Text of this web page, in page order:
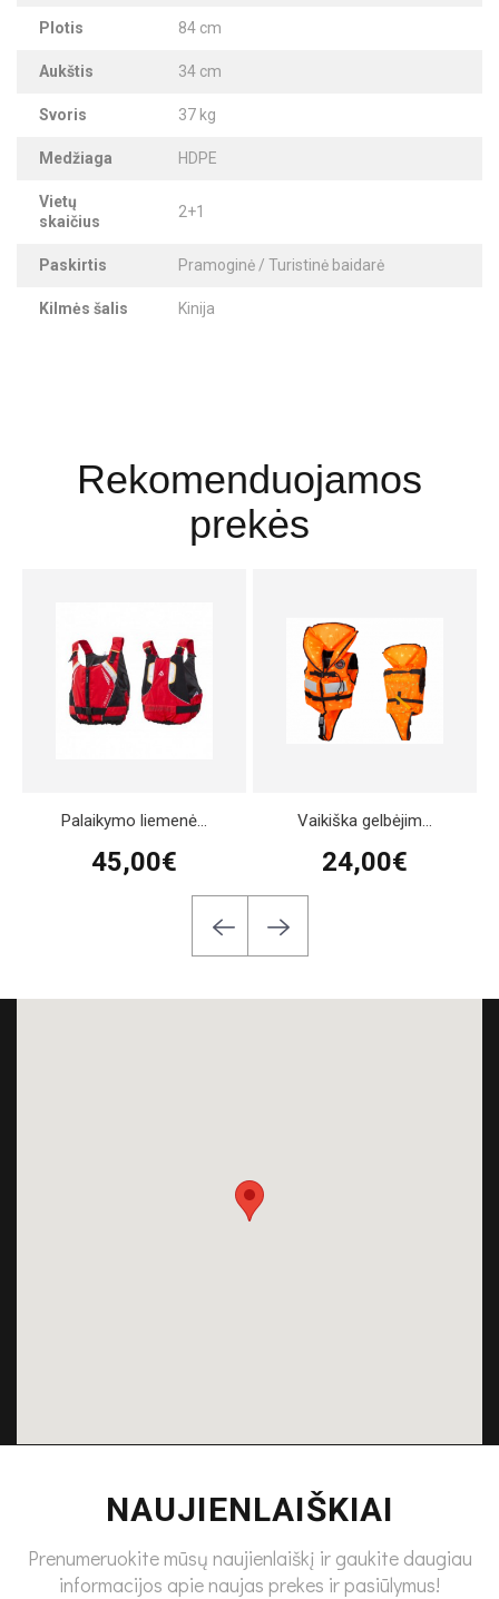
Plotis 84 cm
Aukštis 34 cm
Svoris 37 kg
Medžiaga HDPE
Vietų
skaičius
2+1
Paskirtis Pramoginė / Turistinė baidarė
Kilmės šalis Kinija
Rekomenduojamos
prekės
Palaikymo liemenė...
45,00€
Vaikiška gelbėjim...
24,00€
NAUJIENLAIŠKIAI
Prenumeruokite mūsų naujienlaiškį ir gaukite daugiau
informacijos apie naujas prekes ir pasiūlymus!